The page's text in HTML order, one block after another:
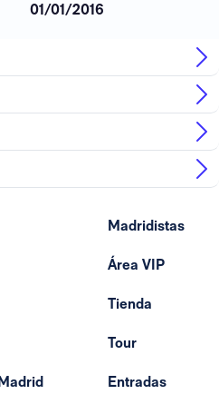
01/01/2016
Madridistas
Área VIP
Tienda
Tour
Entradas